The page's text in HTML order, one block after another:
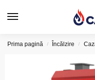
Prima pagină / Încălzire /